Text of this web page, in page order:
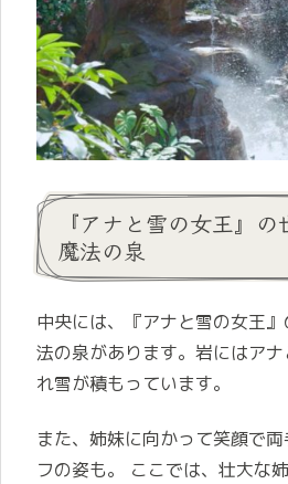
『アナと雪の女王』
魔法の泉
中央には、『アナと雪の女王
法の泉があります。岩にはア
れ雪が積もっています。
また、姉妹に向かって笑顔で
フの姿も。 ここでは、壮大な